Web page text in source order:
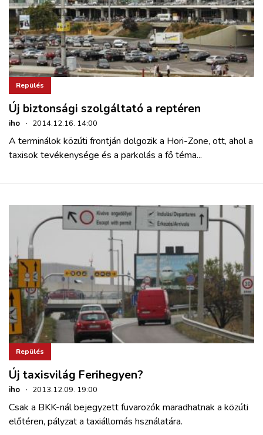
WEBSHOP
BELÉPÉS
REGISZTRÁCIÓ
Repülés
Új biztonsági szolgáltató a reptéren
iho · 2014.12.16. 14:00
A terminálok közúti frontján dolgozik a Hori-Zone, ott, ahol a
taxisok tevékenysége és a parkolás a fő téma...
Repülés
Új taxisvilág Ferihegyen?
iho · 2013.12.09. 19:00
Csak a BKK-nál bejegyzett fuvarozók maradhatnak a közúti
előtéren, pályzat a taxiállomás hsználatára.